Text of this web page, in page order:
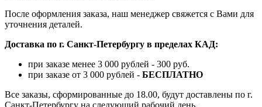
После оформления заказа, наш менеджер свяжется с Вами для
уточнения деталей.
Доставка по г. Санкт-Петербургу в пределах КАД:
при заказе менее 3 000 рублей - 300 руб.
при заказе от 3 000 рублей - БЕСПЛАТНО
Все заказы, сформированные до 18.00, будут доставлены по г.
Санкт-Петербургу на следующий рабочий день.